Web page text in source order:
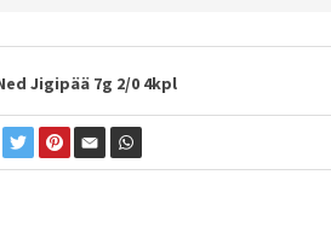
Jigipää 7g 2/0 4kpl